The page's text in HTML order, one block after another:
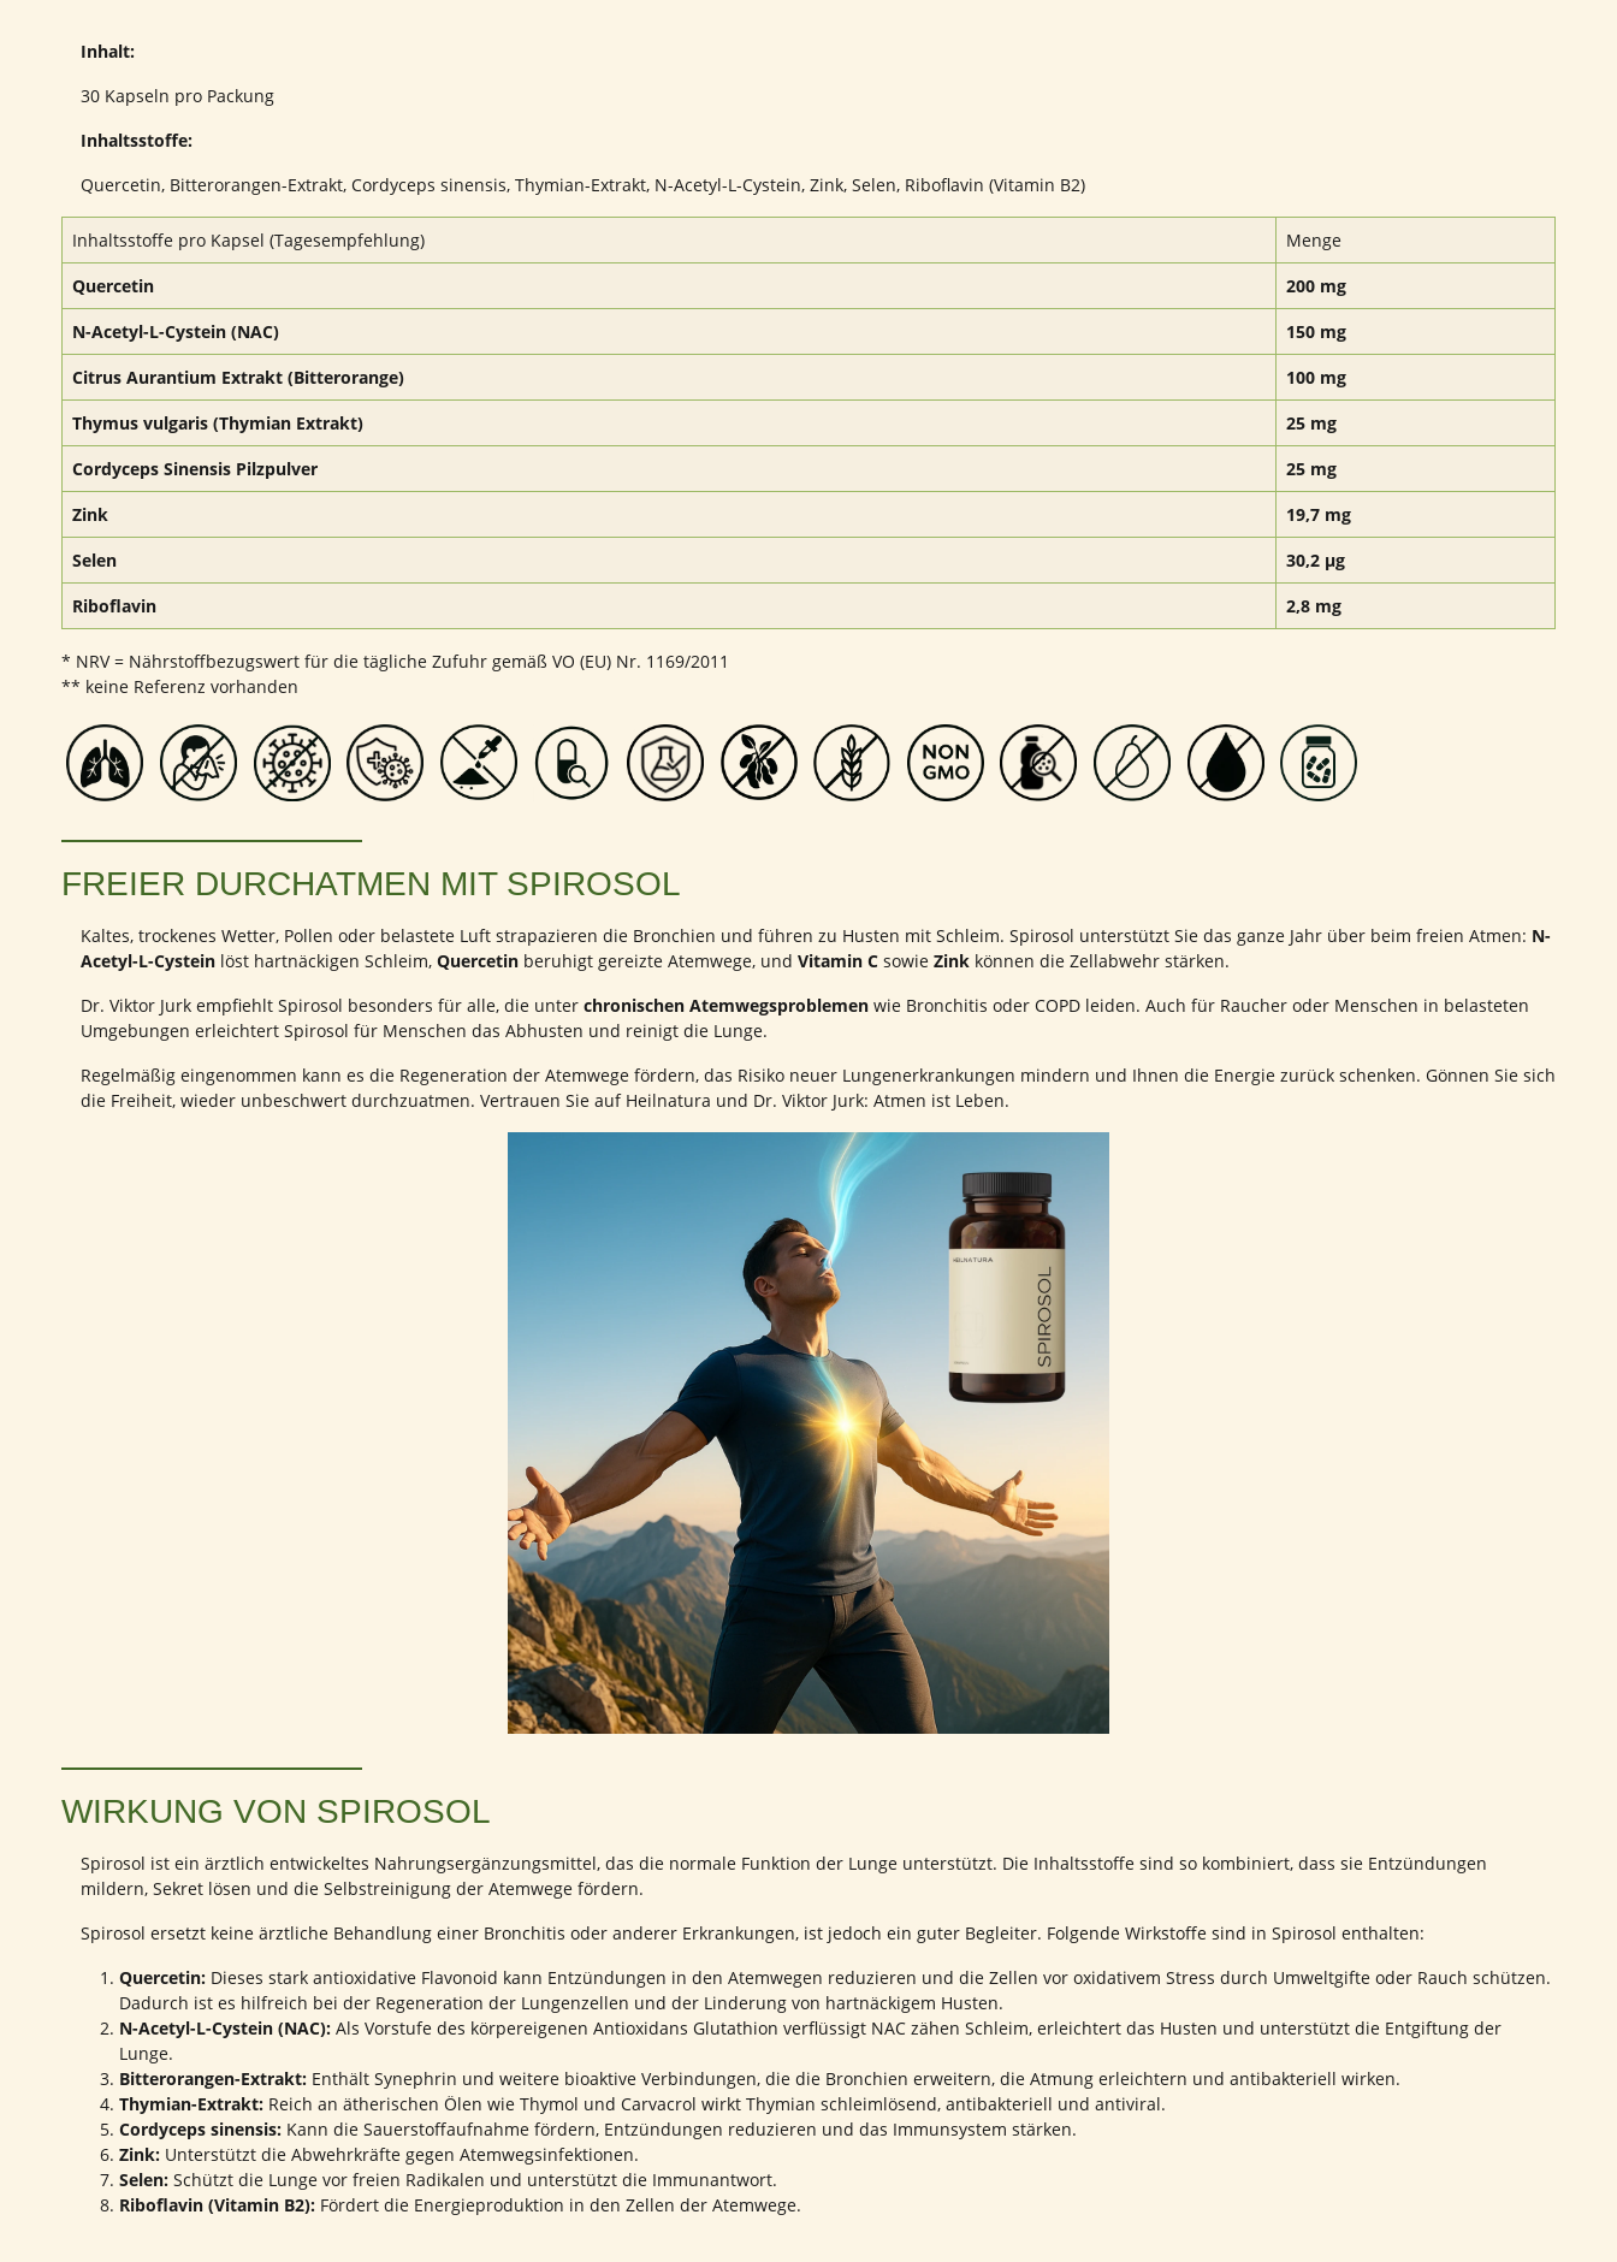
Inhalt:
30 Kapseln pro Packung
Inhaltsstoffe:
Quercetin, Bitterorangen-Extrakt, Cordyceps sinensis, Thymian-Extrakt, N-Acetyl-L-Cystein, Zink, Selen, Riboflavin (Vitamin B2)
Inhaltsstoffe pro Kapsel (Tagesempfehlung)
Menge
Quercetin
200 mg
N-Acetyl-L-Cystein (NAC)
150 mg
Citrus Aurantium Extrakt (Bitterorange)
100 mg
Thymus vulgaris (Thymian Extrakt)
25 mg
Cordyceps Sinensis Pilzpulver
25 mg
Zink
19,7 mg
Selen
30,2 µg
Riboflavin
2,8 mg
* NRV = Nährstoffbezugswert für die tägliche Zufuhr gemäß VO (EU) Nr. 1169/2011
** keine Referenz vorhanden
FREIER DURCHATMEN MIT SPIROSOL
Kaltes, trockenes Wetter, Pollen oder belastete Luft strapazieren die Bronchien und führen zu Husten mit Schleim. Spirosol unterstützt Sie das ganze Jahr über beim freien Atmen: N-
Acetyl-L-Cysteinlöst hartnäckigen Schleim, Quercetin beruhigt gereizte Atemwege, und Vitamin Csowie Zink können die Zellabwehr stärken.
Dr. Viktor Jurk empfiehlt Spirosol besonders für alle, die unter chronischen Atemwegsproblemenwie Bronchitis oder COPD leiden. Auch für Raucher oder Menschen in belasteten
Umgebungen erleichtert Spirosol für Menschen das Abhusten und reinigt die Lunge.
Regelmäßig eingenommen kann es die Regeneration der Atemwege fördern, das Risiko neuer Lungenerkrankungen mindern und Ihnen die Energie zurück schenken. Gönnen Sie sich
die Freiheit, wieder unbeschwert durchzuatmen. Vertrauen Sie auf Heilnatura und Dr. Viktor Jurk: Atmen ist Leben.
WIRKUNG VON SPIROSOL
Spirosol ist ein ärztlich entwickeltes Nahrungsergänzungsmittel, das die normale Funktion der Lunge unterstützt. Die Inhaltsstoffe sind so kombiniert, dass sie Entzündungen
mildern, Sekret lösen und die Selbstreinigung der Atemwege fördern.
Spirosol ersetzt keine ärztliche Behandlung einer Bronchitis oder anderer Erkrankungen, ist jedoch ein guter Begleiter. Folgende Wirkstoffe sind in Spirosol enthalten:
Quercetin:Dieses stark antioxidative Flavonoid kann Entzündungen in den Atemwegen reduzieren und die Zellen vor oxidativem Stress durch Umweltgifte oder Rauch schützen.
Dadurch ist es hilfreich bei der Regeneration der Lungenzellen und der Linderung von hartnäckigem Husten.
N-Acetyl-L-Cystein (NAC):Als Vorstufe des körpereigenen Antioxidans Glutathion verflüssigt NAC zähen Schleim, erleichtert das Husten und unterstützt die Entgiftung der
Lunge.
Bitterorangen-Extrakt:Enthält Synephrin und weitere bioaktive Verbindungen, die die Bronchien erweitern, die Atmung erleichtern und antibakteriell wirken.
Thymian-Extrakt:Reich an ätherischen Ölen wie Thymol und Carvacrol wirkt Thymian schleimlösend, antibakteriell und antiviral.
Cordyceps sinensis:Kann die Sauerstoffaufnahme fördern, Entzündungen reduzieren und das Immunsystem stärken.
Zink:Unterstützt die Abwehrkräfte gegen Atemwegsinfektionen.
Selen:Schützt die Lunge vor freien Radikalen und unterstützt die Immunantwort.
Riboflavin (Vitamin B2):Fördert die Energieproduktion in den Zellen der Atemwege.